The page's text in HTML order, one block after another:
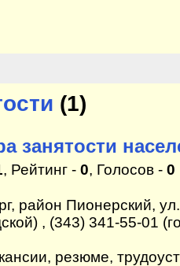
(1)
занятости
, Рейтинг - 0, Голосов - 0
район Пионерский,
, (343) 341-55-01
резюме,